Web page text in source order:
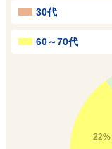
30代
60～70代
22%